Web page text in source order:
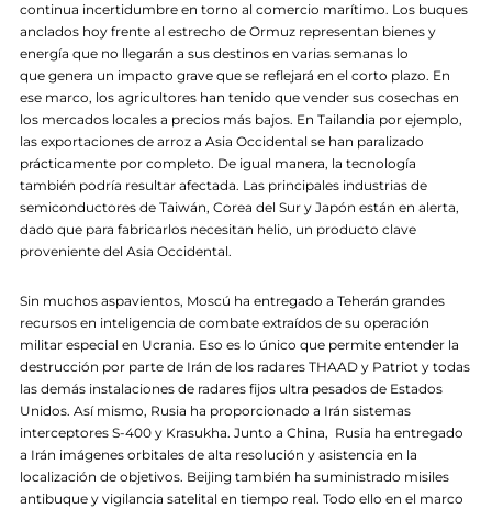
continua incertidumbre en torno al comercio marítimo. Los buques
anclados hoy frente al estrecho de Ormuz representan bienes y
energía que no llegarán a sus destinos en varias semanas lo
que genera un impacto grave que se reflejará en el corto plazo. En
ese marco, los agricultores han tenido que vender sus cosechas en
los mercados locales a precios más bajos. En Tailandia por ejemplo,
las exportaciones de arroz a Asia Occidental se han paralizado
prácticamente por completo. De igual manera, la tecnología
también podría resultar afectada. Las principales industrias de
semiconductores de Taiwán, Corea del Sur y Japón están en alerta,
dado que para fabricarlos necesitan helio, un producto clave
proveniente del Asia Occidental.
Sin muchos aspavientos, Moscú ha entregado a Teherán grandes
recursos en inteligencia de combate extraídos de su operación
militar especial en Ucrania. Eso es lo único que permite entender la
destrucción por parte de Irán de los radares THAAD y Patriot y todas
las demás instalaciones de radares fijos ultra pesados de Estados
Unidos. Así mismo, Rusia ha proporcionado a Irán sistemas
interceptores S-400 y Krasukha. Junto a China, Rusia ha entregado
a Irán imágenes orbitales de alta resolución y asistencia en la
localización de objetivos. Beijing también ha suministrado misiles
antibuque y vigilancia satelital en tiempo real. Todo ello en el marco